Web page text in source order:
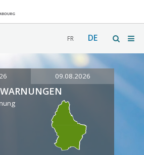
FR DE
09.08.2026
WARNUNGEN